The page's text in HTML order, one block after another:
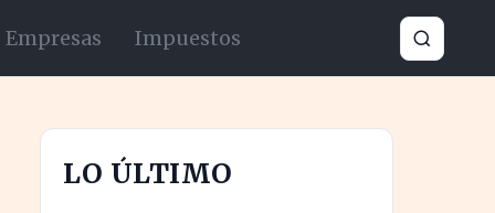
Empresas Impuestos
LO ÚLTIMO